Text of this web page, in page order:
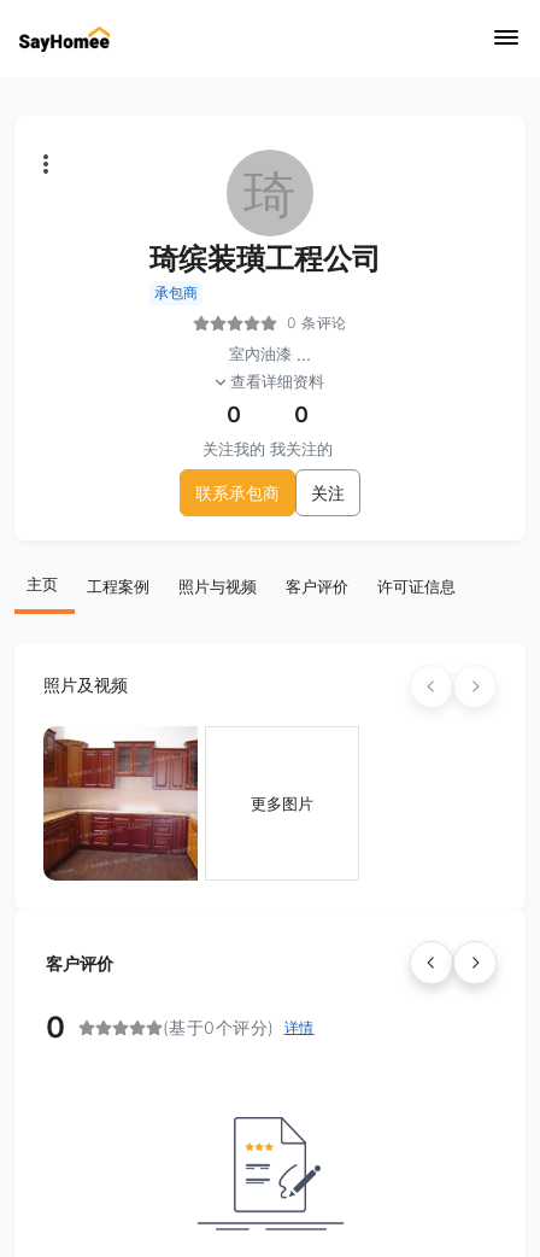
琦
琦缤装璜工程公司
承包商
0 条评论
室內油漆 ...
查看详细资料
0
关注我的
0
我关注的
联系承包商 关注
主页 工程案例 照片与视频 客户评价 许可证信息
照片及视频
更多图片
客户评价
0 (基于0个评分) 详情